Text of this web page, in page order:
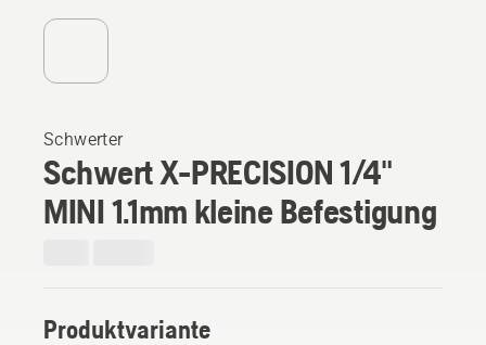
Schwerter
Schwert X-PRECISION 1/4"
MINI 1.1mm kleine Befestigung
Produktvariante